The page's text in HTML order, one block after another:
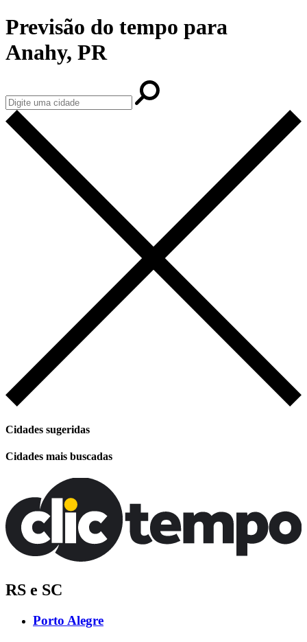
Previsão do tempo para
Anahy, PR
Cidades sugeridas
Cidades mais buscadas
RS e SC
Porto Alegre